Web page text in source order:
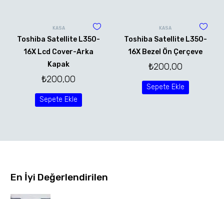
KASA
Toshiba Satellite L350-
16X Lcd Cover-Arka
Kapak
₺200,00
Sepete Ekle
KASA
Toshiba Satellite L350-
16X Bezel Ön Çerçeve
₺200,00
Sepete Ekle
En İyi Değerlendirilen